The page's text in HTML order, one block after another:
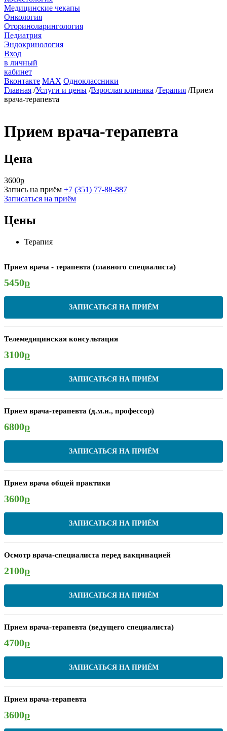
Медицинские чекапы
Онкология
Оториноларингология
Педиатрия
Эндокринология
Вход
в личный
кабинет
Вконтакте MAX Одноклассники
Главная /Услуги и цены /Взрослая клиника /Терапия /Прием
врача-терапевта
Прием врача-терапевта
Цена
3600р
Запись на приём +7 (351) 77-88-887
Записаться на приём
Цены
Терапия
Прием врача - терапевта (главного специалиста)
5450р
ЗАПИСАТЬСЯ НА ПРИЁМ
Телемедицинская консультация
3100р
ЗАПИСАТЬСЯ НА ПРИЁМ
Прием врача-терапевта (д.м.н., профессор)
6800р
ЗАПИСАТЬСЯ НА ПРИЁМ
Прием врача общей практики
3600р
ЗАПИСАТЬСЯ НА ПРИЁМ
Осмотр врача-специалиста перед вакцинацией
2100р
ЗАПИСАТЬСЯ НА ПРИЁМ
Прием врача-терапевта (ведущего специалиста)
4700р
ЗАПИСАТЬСЯ НА ПРИЁМ
Прием врача-терапевта
3600р